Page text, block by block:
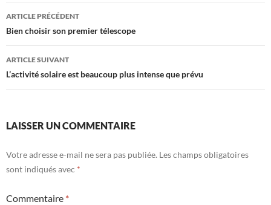
Navigation
des
articles
ARTICLE PRÉCÉDENT
Bien choisir son premier télescope
ARTICLE SUIVANT
L’activité solaire est beaucoup plus intense que prévu
LAISSER UN COMMENTAIRE
Votre adresse e-mail ne sera pas publiée. Les champs obligatoires
sont indiqués avec *
Commentaire *